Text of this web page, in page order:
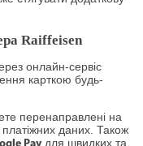
Raiffeisen
онлайн-сервіс
карткою будь-
перенаправлені на
даних. Також
для швидких та